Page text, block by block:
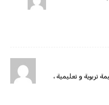
تربوية و تعليمية ،